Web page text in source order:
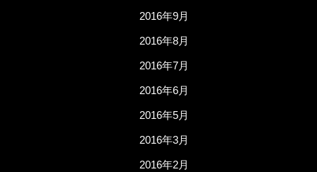
2016年9月
2016年8月
2016年7月
2016年6月
2016年5月
2016年3月
2016年2月